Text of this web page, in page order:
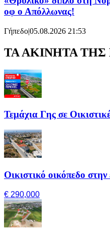
οφ ο Απόλλωνας!
Γήπεδο|05.08.2026 21:53
ΤΑ ΑΚΙΝΗΤΑ
Τεμάχια Γης σε
Οικιστικό οικόπεδο
€ 290,000